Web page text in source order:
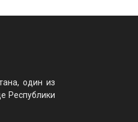
один из
Республики